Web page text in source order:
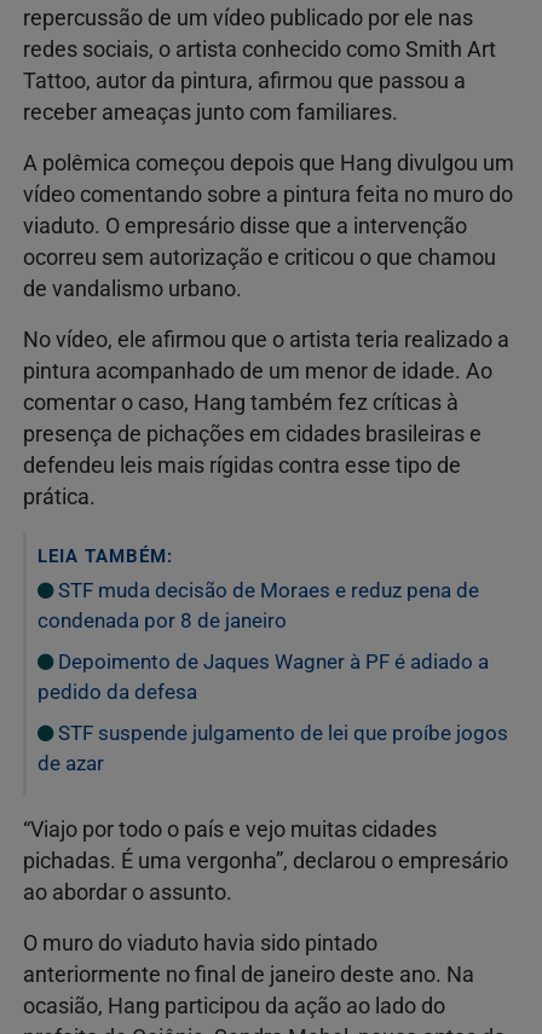
repercussão de um vídeo publicado por ele nas
redes sociais, o artista conhecido como Smith Art
Tattoo, autor da pintura, afirmou que passou a
receber ameaças junto com familiares.
A polêmica começou depois que Hang divulgou um
vídeo comentando sobre a pintura feita no muro do
viaduto. O empresário disse que a intervenção
ocorreu sem autorização e criticou o que chamou
de vandalismo urbano.
No vídeo, ele afirmou que o artista teria realizado a
pintura acompanhado de um menor de idade. Ao
comentar o caso, Hang também fez críticas à
presença de pichações em cidades brasileiras e
defendeu leis mais rígidas contra esse tipo de
prática.
LEIA TAMBÉM:
STF muda decisão de Moraes e reduz pena de
condenada por 8 de janeiro
Depoimento de Jaques Wagner à PF é adiado a
pedido da defesa
STF suspende julgamento de lei que proíbe jogos
de azar
“Viajo por todo o país e vejo muitas cidades
pichadas. É uma vergonha”, declarou o empresário
ao abordar o assunto.
O muro do viaduto havia sido pintado
anteriormente no final de janeiro deste ano. Na
ocasião, Hang participou da ação ao lado do